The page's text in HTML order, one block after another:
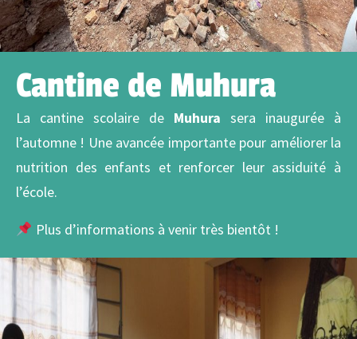
Cantine de Muhura
La cantine scolaire de Muhura sera inaugurée à
l’automne ! Une avancée importante pour améliorer la
nutrition des enfants et renforcer leur assiduité à
l’école.
Plus d’informations à venir très bientôt !